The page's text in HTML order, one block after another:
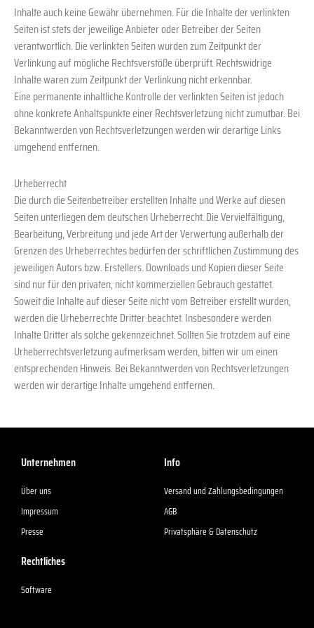
Inhalte auch keine Gewähr übernehmen. Für die Inhalte der verlinkten
Seiten ist stets der jeweilige Anbieter oder Betreiber der Seiten
verantwortlich. Die verlinkten Seiten wurden zum Zeitpunkt der
Verlinkung auf mögliche Rechtsverstöße überprüft. Rechtswidrige
Inhalte waren zum Zeitpunkt der Verlinkung nicht erkennbar.
Eine permanente inhaltliche Kontrolle der verlinkten Seiten ist jedoch
ohne konkrete Anhaltspunkte einer Rechtsverletzung nicht zumutbar. Bei
Bekanntwerden von Rechtsverletzungen werden wir derartige Links
umgehend entfernen.
Urheberrecht
Die durch die Seitenbetreiber erstellten Inhalte und Werke auf diesen
Seiten unterliegen dem deutschen Urheberrecht. Die Vervielfältigung,
Bearbeitung, Verbreitung und jede Art der Verwertung außerhalb der
Grenzen des Urheberrechtes bedürfen der schriftlichen Zustimmung des
jeweiligen Autors bzw. Erstellers. Downloads und Kopien dieser Seite
sind nur für den privaten, nicht kommerziellen Gebrauch gestattet.
Soweit die Inhalte auf dieser Seite nicht vom Betreiber erstellt wurden,
werden die Urheberrechte Dritter beachtet. Insbesondere werden
Inhalte Dritter als solche gekennzeichnet. Sollten Sie trotzdem auf eine
Urheberrechtsverletzung aufmerksam werden, bitten wir um einen
entsprechenden Hinweis. Bei Bekanntwerden von Rechtsverletzungen
werden wir derartige Inhalte umgehend entfernen.
Unternehmen
Über uns
Impressum
Presse
Info
Versand und Zahlungsbedingungen
AGB
Privatsphäre & Datenschutz
Rechtliches
Software